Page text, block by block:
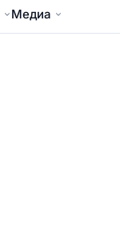
Медиа